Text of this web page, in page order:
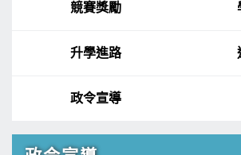
競賽獎勵
升學進路
政令宣導